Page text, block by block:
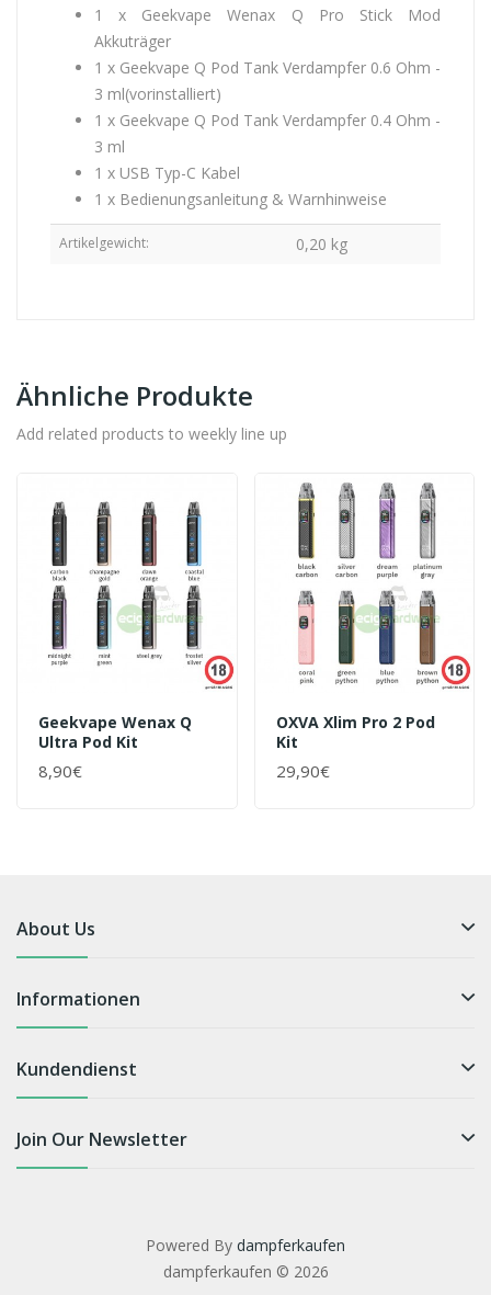
1 x Geekvape Wenax Q Pro Stick Mod
Akkuträger
1 x Geekvape Q Pod Tank Verdampfer 0.6 Ohm -
3 ml(vorinstalliert)
1 x Geekvape Q Pod Tank Verdampfer 0.4 Ohm -
3 ml
1 x USB Typ-C Kabel
1 x Bedienungsanleitung & Warnhinweise
Artikelgewicht: 0,20 kg
Ähnliche Produkte
Add related products to weekly line up
Geekvape Wenax Q
Ultra Pod Kit
8,90€
OXVA Xlim Pro 2 Pod
Kit
29,90€
About Us
Informationen
Kundendienst
Join Our Newsletter
Powered By dampferkaufen
dampferkaufen © 2026